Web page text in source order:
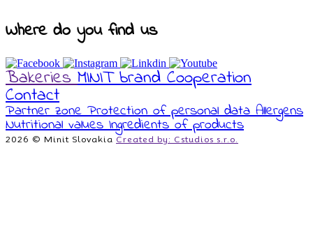
Where do you find us
Bakeries MINIT brand Cooperation
Contact
Partner zone Protection of personal data Allergens
Nutritional values Ingredients of products
2026 © Minit Slovakia Created by: Cstudios s.r.o.